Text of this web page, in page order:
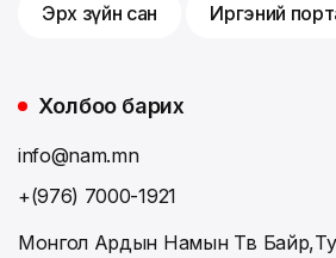
Эрх зүйн сан Иргэний
Холбоо барих
info@nam.mn
+(976) 7000-1921
Монгол Ардын Намын Төв